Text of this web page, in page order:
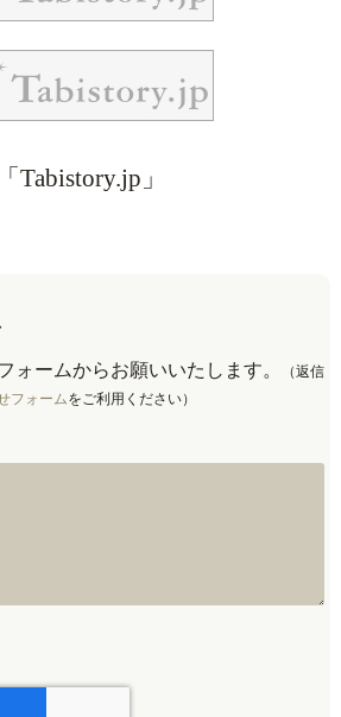
Tabistory.jp」
ォームからお願いいたします。
（返信
フォームをご利用ください）